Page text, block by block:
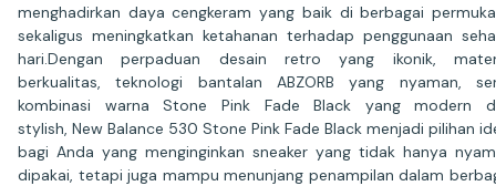
menghadirkan daya cengkeram yang baik di berbagai
sekaligus meningkatkan ketahanan terhadap penggunaan
hari.Dengan perpaduan desain retro yang ikonik,
berkualitas, teknologi bantalan ABZORB yang nyaman,
kombinasi warna Stone Pink Fade Black yang modern
stylish, New Balance 530 Stone Pink Fade Black menjadi pilihan
bagi Anda yang menginginkan sneaker yang tidak hanya
dipakai, tetapi juga mampu menunjang penampilan dalam